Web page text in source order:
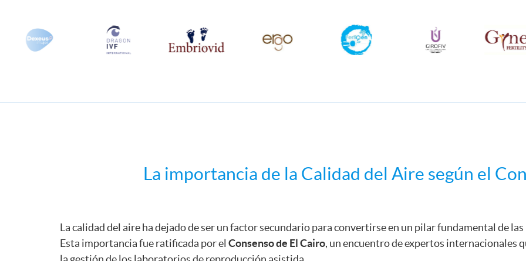
La importancia de la Calidad del Aire según el
La calidad del aire ha dejado de ser un factor secundario para convertirse en un pilar fundamental de
Esta importancia fue ratificada por el Consenso de El Cairo, un encuentro de expertos internacionales